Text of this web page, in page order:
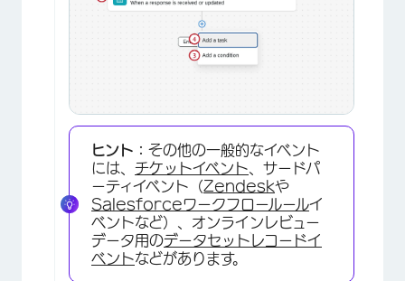
ヒント： その他の一般的なイベント
には、 チケットイベント、サードパ
ーティイベント（Zendeskや
Salesforceワークフロールールイ
ベントなど）、オンラインレビュー
データ用のデータセットレコードイ
ベントなどがあります。